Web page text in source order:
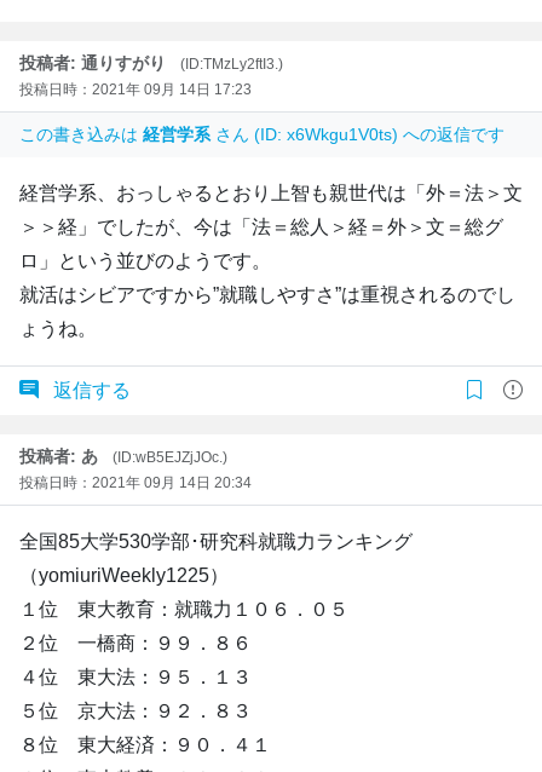
投稿者: 通りすがり
(ID:TMzLy2ftI3.)
投稿日時：2021年 09月 14日 17:23
この書き込みは 経営学系 さん (ID: x6Wkgu1V0ts) への返信です
経営学系、おっしゃるとおり上智も親世代は「外＝法＞文
＞＞経」でしたが、今は「法＝総人＞経＝外＞文＝総グ
ロ」という並びのようです。
就活はシビアですから”就職しやすさ”は重視されるのでし
ょうね。
返信する
投稿者: あ
(ID:wB5EJZjJOc.)
投稿日時：2021年 09月 14日 20:34
全国85大学530学部･研究科就職力ランキング
（yomiuriWeekly1225）
１位 東大教育：就職力１０６．０５
２位 一橋商：９９．８６
４位 東大法：９５．１３
５位 京大法：９２．８３
８位 東大経済：９０．４１